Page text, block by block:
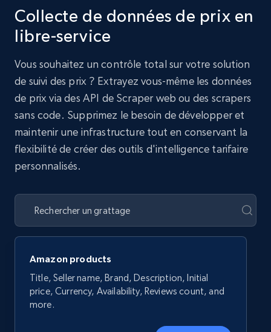
Collecte de données de prix en
libre-service
Vous souhaitez un contrôle total sur votre solution
de suivi des prix ? Extrayez vous-même les données
de prix via des API de Scraper web ou des scrapers
sans code. Supprimez le besoin de développer et
maintenir une infrastructure tout en conservant la
flexibilité de créer des outils d'intelligence tarifaire
personnalisés.
Amazon products
Title, Seller name, Brand, Description, Initial
price, Currency, Availability, Reviews count, and
more.